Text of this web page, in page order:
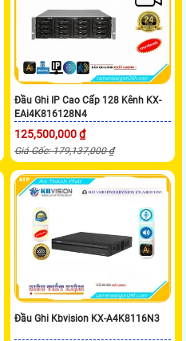
Đầu Ghi IP Cao Cấp 128 Kênh KX-
EAi4K816128N4
125,500,000 ₫
Giá Gốc: 179,137,000 ₫
Đầu Ghi Kbvision KX-A4K8116N3